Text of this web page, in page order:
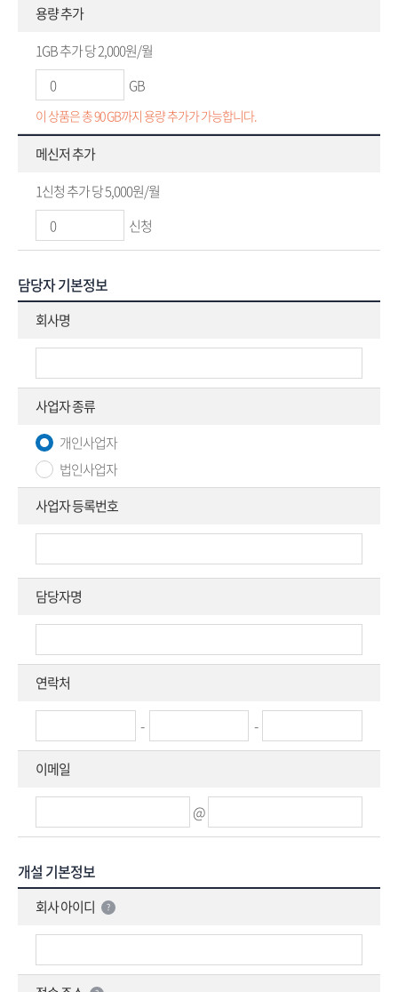
용량 추가
1GB 추가 당 2,000원/월
GB
이 상품은 총 90 GB까지 용량 추가가 가능합니다.
메신저 추가
1신청 추가 당 5,000원/월
신청
담당자 기본정보
회사명
사업자 종류
개인사업자
법인사업자
사업자 등록번호
담당자명
연락처
- -
이메일
@
개설 기본정보
회사 아이디 ?